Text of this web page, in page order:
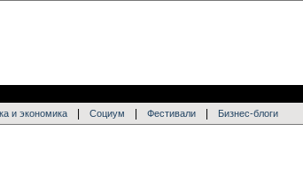
и экономика Социум Фестивали Бизнес-блоги